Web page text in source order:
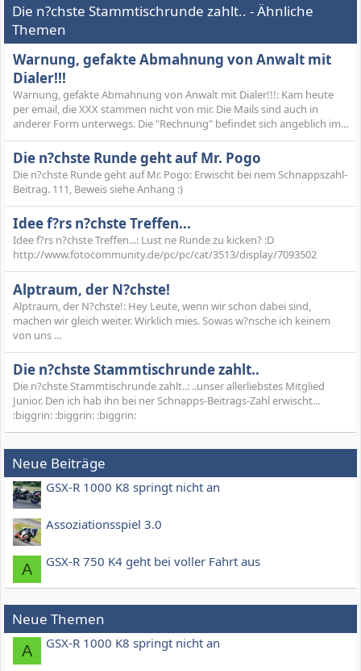
Die n?chste Stammtischrunde zahlt.. - Ähnliche
Themen
Warnung, gefakte Abmahnung von Anwalt mit
Dialer!!!
Warnung, gefakte Abmahnung von Anwalt mit Dialer!!!: Kam heute
per email, die XXX stammen nicht von mir. Die Mails sind auch in
anderer Form unterwegs. Die "Rechnung" befindet sich angeblich im...
Die n?chste Runde geht auf Mr. Pogo
Die n?chste Runde geht auf Mr. Pogo: Erwischt bei nem Schnappszahl-
Beitrag. 111, Beweis siehe Anhang :)
Idee f?rs n?chste Treffen...
Idee f?rs n?chste Treffen...: Lust ne Runde zu kicken? :D
http://www.fotocommunity.de/pc/pc/cat/3513/display/7093502
Alptraum, der N?chste!
Alptraum, der N?chste!: Hey Leute, wenn wir schon dabei sind,
machen wir gleich weiter. Wirklich mies. Sowas w?nsche ich keinem
von uns ...
Die n?chste Stammtischrunde zahlt..
Die n?chste Stammtischrunde zahlt..: ..unser allerliebstes Mitglied
Junior. Den ich hab ihn bei ner Schnapps-Beitrags-Zahl erwischt...
:biggrin: :biggrin: :biggrin:
Neue Beiträge
GSX-R 1000 K8 springt nicht an
Assoziationsspiel 3.0
A GSX-R 750 K4 geht bei voller Fahrt aus
Neue Themen
A GSX-R 1000 K8 springt nicht an